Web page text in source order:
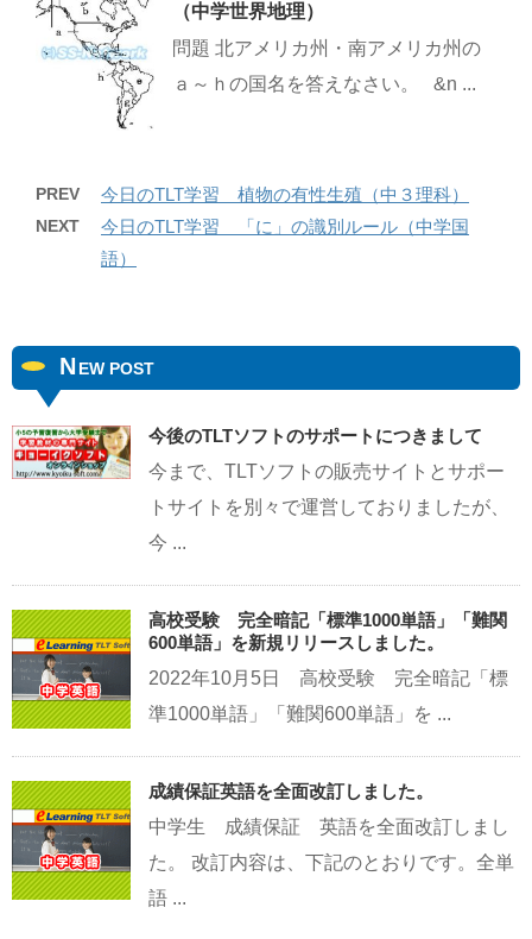
（中学世界地理）
問題 北アメリカ州・南アメリカ州の
ａ～ｈの国名を答えなさい。 &n ...
PREV 今日のTLT学習 植物の有性生殖（中３理科）
NEXT
今日のTLT学習 「に」の識別ルール（中学国
語）
N EW POST
今後のTLTソフトのサポートにつきまして
今まで、TLTソフトの販売サイトとサポー
トサイトを別々で運営しておりましたが、
今 ...
高校受験 完全暗記「標準1000単語」「難関
600単語」を新規リリースしました。
2022年10月5日 高校受験 完全暗記「標
準1000単語」「難関600単語」を ...
成績保証英語を全面改訂しました。
中学生 成績保証 英語を全面改訂しまし
た。 改訂内容は、下記のとおりです。全単
語 ...